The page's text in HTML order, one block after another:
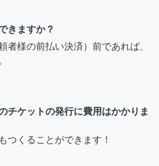
きますか？
者様の前払い決済）前であれば、
チケットの発行に費用はかかりま
つくることができます！